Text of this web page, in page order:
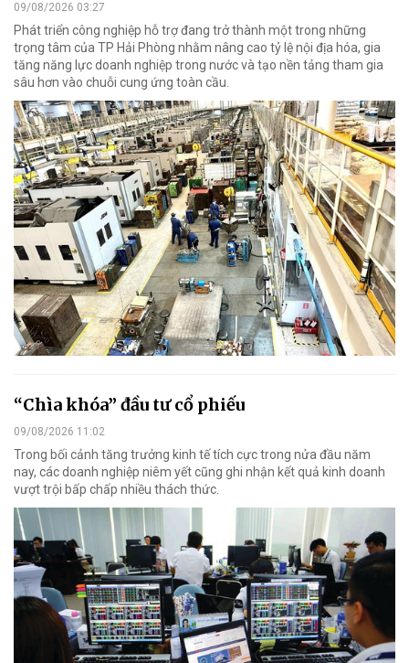
09/08/2026 03:27
Phát triển công nghiệp hỗ trợ đang trở thành một trong những
trọng tâm của TP Hải Phòng nhằm nâng cao tỷ lệ nội địa hóa, gia
tăng năng lực doanh nghiệp trong nước và tạo nền tảng tham gia
sâu hơn vào chuỗi cung ứng toàn cầu.
“Chìa khóa” đầu tư cổ phiếu
09/08/2026 11:02
Trong bối cảnh tăng trưởng kinh tế tích cực trong nửa đầu năm
nay, các doanh nghiệp niêm yết cũng ghi nhận kết quả kinh doanh
vượt trội bấp chấp nhiều thách thức.